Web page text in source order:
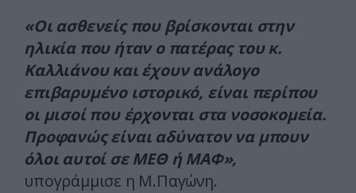
«Οι ασθενείς που βρίσκονται στην
ηλικία που ήταν ο πατέρας του κ.
Καλλιάνου και έχουν ανάλογο
επιβαρυμένο ιστορικό, είναι περίπου
οι μισοί που έρχονται στα νοσοκομεία.
Προφανώς είναι αδύνατον να μπουν
όλοι αυτοί σε ΜΕΘ ή ΜΑΦ»,
υπογράμμισε η Μ.Παγώνη.